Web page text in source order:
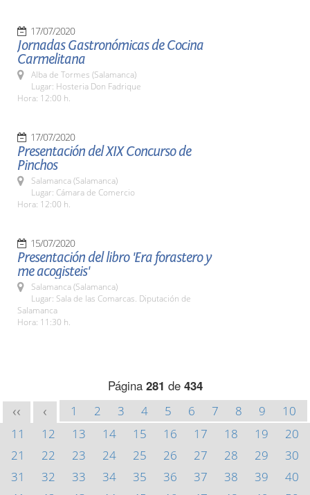
17/07/2020
Jornadas Gastronómicas de Cocina
Carmelitana
Alba de Tormes (Salamanca)
Lugar: Hosteria Don Fadrique
Hora: 12:00 h.
17/07/2020
Presentación del XIX Concurso de
Pinchos
Salamanca (Salamanca)
Lugar: Cámara de Comercio
Hora: 12:00 h.
15/07/2020
Presentación del libro 'Era forastero y
me acogisteis'
Salamanca (Salamanca)
Lugar: Sala de las Comarcas. Diputación de
Salamanca
Hora: 11:30 h.
Página 281 de 434
<< < 1 2 3 4 5 6 7 8 9
10
11
12 13 14 15 16 17 18 19
20
21
22 23 24 25 26 27 28 29
30
31
32 33 34 35 36 37 38 39
40